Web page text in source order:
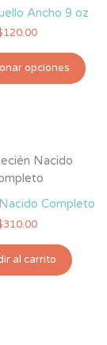
Ancho 9 oz
120.00
opciones
Completo
310.00
al carrito